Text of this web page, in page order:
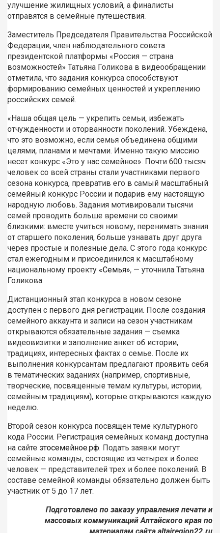
улучшение жилищных условий, а финалисты
отправятся в семейные путешествия.
Заместитель Председателя Правительства Российской
Федерации, член наблюдательного совета
президентской платформы «Россия — страна
возможностей» Татьяна Голикова в видеообращении
отметила, что задания конкурса способствуют
формированию семейных ценностей и укреплению
российских семей.
«Наша общая цель — укрепить семьи, избежать
отчужденности и оторванности поколений. Убеждена,
что это возможно, если семья объединена общими
целями, планами и мечтами. Именно такую миссию
несет конкурс «Это у нас семейное». Почти 600 тысяч
человек со всей страны стали участниками первого
сезона конкурса, превратив его в самый масштабный
семейный конкурс России и подарив ему настоящую
народную любовь. Задания мотивировали тысячи
семей проводить больше времени со своими
близкими: вместе учиться новому, перенимать знания
от старшего поколения, больше узнавать друг друга
через простые и полезные дела. С этого года конкурс
стал ежегодным и присоединился к масштабному
национальному проекту «Семья», — уточнила Татьяна
Голикова.
Дистанционный этап конкурса в новом сезоне
доступен с первого дня регистрации. После создания
семейного аккаунта и записи на сезон участникам
открываются обязательные задания — съемка
видеовизитки и заполнение анкет об истории,
традициях, интересных фактах о семье. После их
выполнения конкурсантам предлагают проявить себя
в тематических заданиях (например, спортивные,
творческие, посвященные темам культуры, истории,
семейным традициям), которые открываются каждую
неделю.
Второй сезон конкурса посвящен теме культурного
кода России. Регистрация семейных команд доступна
на сайте этосемейное.рф. Подать заявки могут
семейные команды, состоящие из четырех и более
человек — представителей трех и более поколений. В
составе семейной команды обязательно должен быть
участник от 5 до 17 лет.
Подготовлено по заказу управления печати и
массовых коммуникаций Алтайского края по